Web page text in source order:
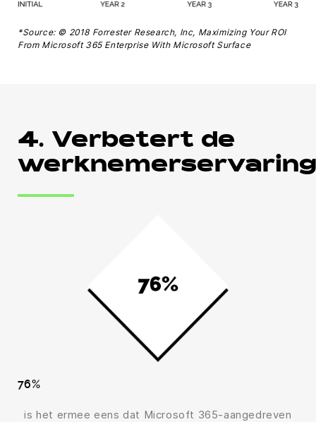
*Source: © 2018 Forrester Research, Inc, Maximizing Your ROI
From Microsoft 365 Enterprise With Microsoft Surface
4. Verbetert de
werknemerservaring
76%
is het ermee eens dat Microsoft 365-aangedreven